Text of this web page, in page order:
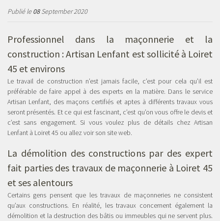
Publié le08September 2020
Professionnel dans la maçonnerie et la
construction : Artisan Lenfant est sollicité à Loiret
45 et environs
Le travail de construction n’est jamais facile, c’est pour cela qu’il est
préférable de faire appel à des experts en la matière. Dans le service
Artisan Lenfant, des maçons certifiés et aptes à différents travaux vous
seront présentés. Et ce qui est fascinant, c’est qu’on vous offre le devis et
c’est sans engagement. Si vous voulez plus de détails chez Artisan
Lenfant à Loiret 45 ou allez voir son site web.
La démolition des constructions par des expert
fait parties des travaux de maçonnerie à Loiret 45
et ses alentours
Certains gens pensent que les travaux de maçonneries ne consistent
qu’aux constructions. En réalité, les travaux concernent également la
démolition et la destruction des bâtis ou immeubles qui ne servent plus.